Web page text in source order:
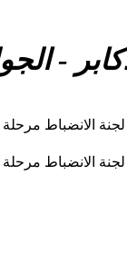
-
الانضباط مرحلة